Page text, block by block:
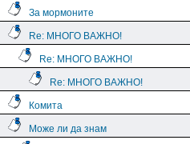
За мормоните
Re: МНОГО ВАЖНО!
Re: МНОГО ВАЖНО!
Re: МНОГО ВАЖНО!
Комита
Може ли да знам